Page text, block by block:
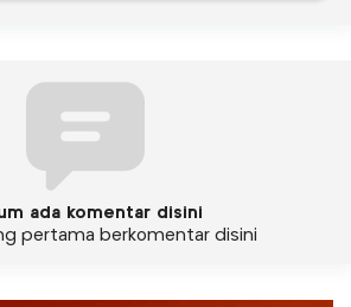
ada komentar disini
pertama berkomentar disini